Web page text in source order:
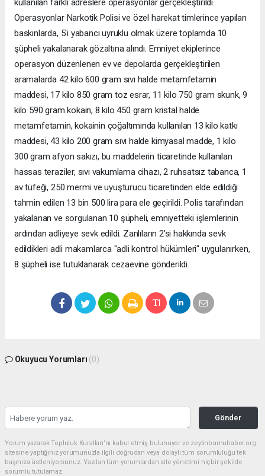
kullanılan farklı adreslere operasyonlar gerçekleştirildi.
Operasyonlar Narkotik Polisi ve özel harekat timlerince yapılan
baskınlarda, 5'i yabancı uyruklu olmak üzere toplamda 10
şüpheli yakalanarak gözaltına alındı. Emniyet ekiplerince
operasyon düzenlenen ev ve depolarda gerçekleştirilen
aramalarda 42 kilo 600 gram sıvı halde metamfetamin
maddesi, 17 kilo 850 gram toz esrar, 11 kilo 750 gram skunk, 9
kilo 590 gram kokain, 8 kilo 450 gram kristal halde
metamfetamin, kokainin çoğaltımında kullanılan 13 kilo katkı
maddesi, 43 kilo 200 gram sıvı halde kimyasal madde, 1 kilo
300 gram afyon sakızı, bu maddelerin ticaretinde kullanılan
hassas teraziler, sıvı vakumlama cihazı, 2 ruhsatsız tabanca, 1
av tüfeği, 250 mermi ve uyuşturucu ticaretinden elde edildiği
tahmin edilen 13 bin 500 lira para ele geçirildi. Polis tarafından
yakalanan ve sorgulanan 10 şüpheli, emniyetteki işlemlerinin
ardından adliyeye sevk edildi. Zanlıların 2'si hakkında sevk
edildikleri adli makamlarca "adli kontrol hükümleri" uygulanırken,
8 şüpheli ise tutuklanarak cezaevine gönderildi.
Okuyucu Yorumları (0)
Gönder
Yorum yazarak Topluluk Kuralları’nı kabul etmiş bulunuyor ve zeytinburnuhaber.org
sitesine yaptığınız yorumunuzla ilgili doğrudan veya dolaylı tüm sorumluluğu tek
başınıza üstleniyorsunuz. Yazılan tüm yorumlardan site yönetimi hiçbir şekilde
sorumlu tutulamaz.